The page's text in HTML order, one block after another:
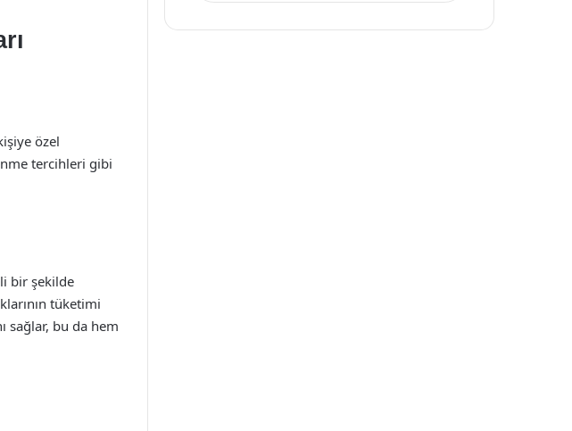
özel
tercihleri gibi
bir şekilde
tüketimi
sağlar, bu da hem